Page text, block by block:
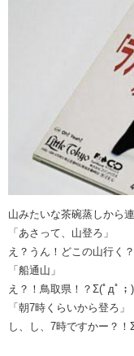
山みたいな茶碗蒸しから
「あさって、山登ろ」
え？うん！どこの山行く？
「船通山」
え？！鳥取県！？Σ(ﾟдﾟ；)
「朝7時くらいから登ろ」